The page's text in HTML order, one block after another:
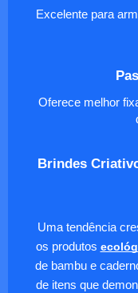
Excelente para
Oferece melhor
Brindes
Uma tendência
os produtos
de bambu e
de itens que